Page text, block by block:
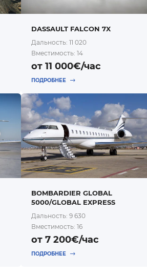
DASSAULT FALCON 7X
Дальность: 11 020
Вместимость: 14
от 11 000€/час
ПОДРОБНЕЕ
BOMBARDIER GLOBAL
5000/GLOBAL EXPRESS
Дальность: 9 630
Вместимость: 16
от 7 200€/час
ПОДРОБНЕЕ